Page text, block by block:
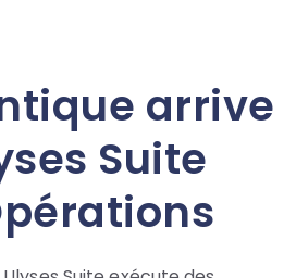
arrive
Suite